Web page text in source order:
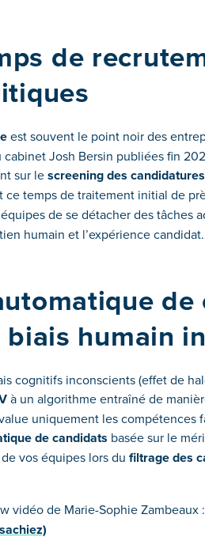
de
est souvent le point noir des
Josh Bersin publiées fin
sur lescreening des candidatures
ce temps de traitement initial de
de se détacher des tâches
humain et l’expérience candidat.
de
humain
cognitifs inconscients (effet de
à un algorithme entraîné de
uniquement les compétences
de candidats basée sur le
vos équipes lors du filtrage des
vidéo de Marie-Sophie Zambeaux :